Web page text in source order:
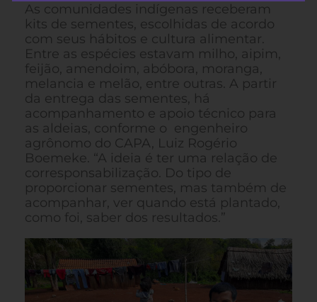
As comunidades indígenas receberam
kits de sementes, escolhidas de acordo
com seus hábitos e cultura alimentar.
Entre as espécies estavam milho, aipim,
feijão, amendoim, abóbora, moranga,
melancia e melão, entre outras. A partir
da entrega das sementes, há
acompanhamento e apoio técnico para
as aldeias, conforme o engenheiro
agrônomo do CAPA, Luiz Rogério
Boemeke. “A ideia é ter uma relação de
corresponsabilização. Do tipo de
proporcionar sementes, mas também de
acompanhar, ver quando está plantado,
como foi, saber dos resultados.”